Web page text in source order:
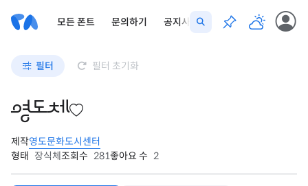
모든 폰트 문의하기 공지사항
필터 필터 초기화
영도체
제작영도문화도시센터
형태 장식체조회수 281좋아요 수 2